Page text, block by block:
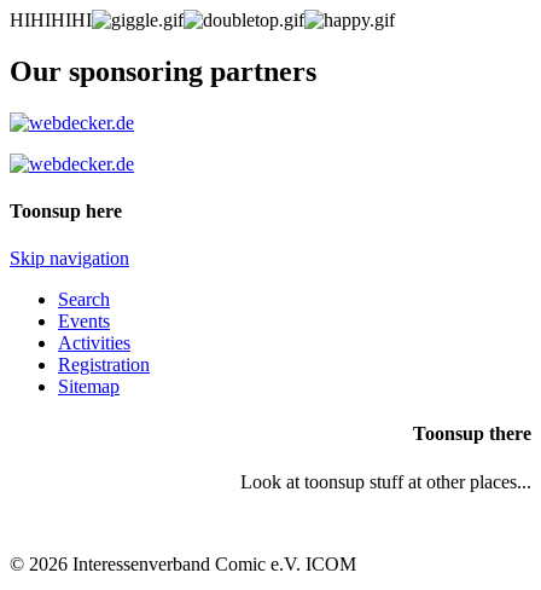
HIHIHIHI
Our sponsoring partners
Toonsup here
Skip navigation
Search
Events
Activities
Registration
Sitemap
Toonsup there
Look at toonsup stuff at other places...
© 2026 Interessenverband Comic e.V. ICOM